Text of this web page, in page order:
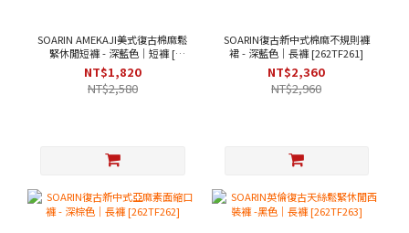
SOARIN AMEKAJI美式復古棉麻鬆
緊休閒短褲 - 深藍色｜短褲 [
262TF282]
NT$1,820
NT$2,580
SOARIN復古新中式棉麻不規則褲
裙 - 深藍色｜長褲 [262TF261]
NT$2,360
NT$2,960